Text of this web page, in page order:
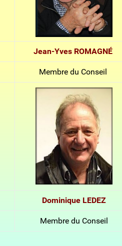
Jean-Yves ROMAGNÉ
Membre du Conseil
Dominique LEDEZ
Membre du Conseil